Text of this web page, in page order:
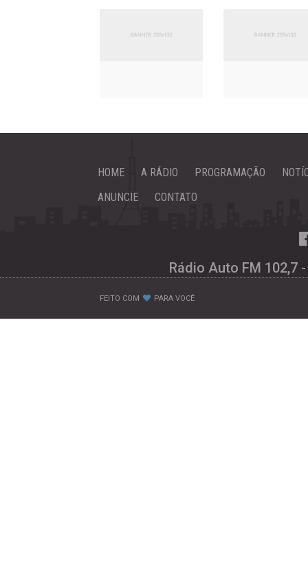
HOME A RÁDIO PROGRAMAÇÃO
ANUNCIE
CONTATO
Rádio Auto FM 102,7
FEITO COM PARA VOCÊ